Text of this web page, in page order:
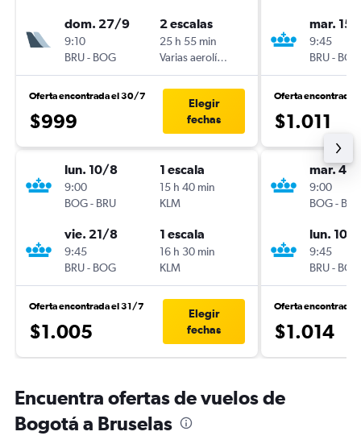
dom. 27/9
9:10
BRU- BOG
2 escalas
25 h 55 min
Varias aerolíneas
Oferta encontrada el 30/7
$999
Elegir
fechas
lun. 10/8
9:00
BOG- BRU
1 escala
15 h 40 min
KLM
vie. 21/8
9:45
BRU- BOG
1 escala
16 h 30 min
KLM
Oferta encontrada el 31/7
$1.005
Elegir
fechas
mar.
9:45
BRU- BOG
Oferta encontrada
$1.011
mar. 4/8
9:00
BOG- BRU
lun. 10/
9:45
BRU- BOG
Oferta encontrada
$1.014
Encuentra ofertas de vuelos de
Bogotá a Bruselas